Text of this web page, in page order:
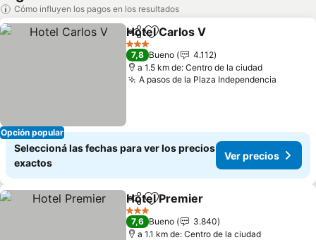
Cómo influyen los pagos en los resultados
Opción popular
CompartirAñadir a favoritos
Hotel Carlos V
3 Estrellas
7,8 Bueno
4.112
a 1.5 km de: Centro de la ciudad
A pasos de la Plaza Independencia
Seleccioná las fechas para ver los precios
exactos
Ver precios
CompartirAñadir a favoritos
Hotel Premier
3 Estrellas
7,6 Bueno
3.840
a 1.1 km de: Centro de la ciudad